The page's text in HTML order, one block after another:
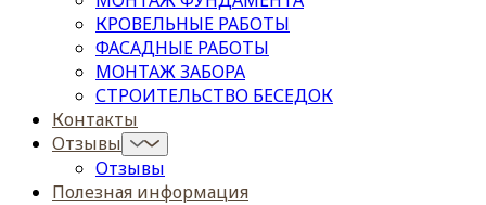
КРОВЕЛЬНЫЕ РАБОТЫ
ФАСАДНЫЕ РАБОТЫ
МОНТАЖ ЗАБОРА
СТРОИТЕЛЬСТВО БЕСЕДОК
Контакты
Отзывы
Отзывы
Полезная информация